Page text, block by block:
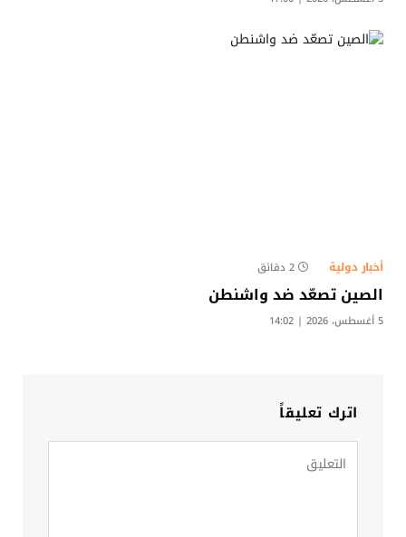
أخبار دولية 2 دقائق
الصين تصعّد ضد واشنطن
5 أغسطس، 2026 | 14:02
اترك تعليقاً